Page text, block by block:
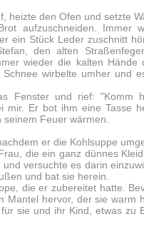
heizte den Ofen und setzte
aufzuschneiden. Immer
ein Stück Leder zuschnitt
den alten
wieder die kalten Hände
wirbelte umher und
Fenster und rief: "Komm
mir. Er bot ihm eine Tasse
Feuer wärmen.
er die Kohlsuppe
die ein ganz dünnes Kleid
versuchte es darin
und bat sie herein.
die er zubereitet hatte.
Mantel hervor, der sie warm
sie und ihr Kind, etwas zu